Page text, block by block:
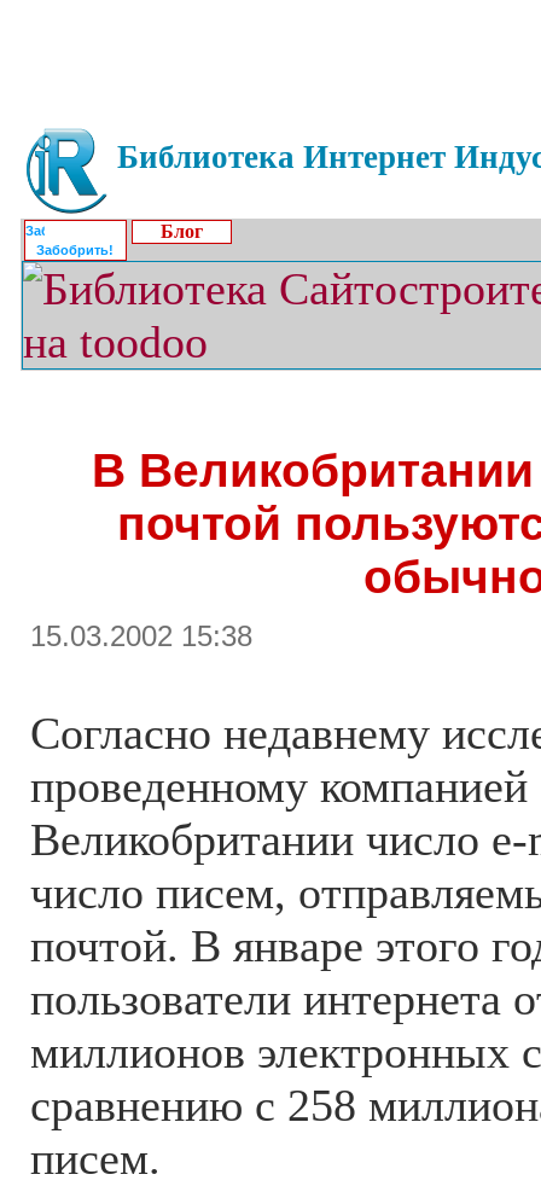
Библиотека Интернет
Забобрить!
Блог
В
почтой
15.03.2002 15:38
Согласно недавнему
проведенному
Великобритании число
число писем,
почтой. В январе этого
пользователи интернета
миллионов электронных
сравнению с 258
писем.